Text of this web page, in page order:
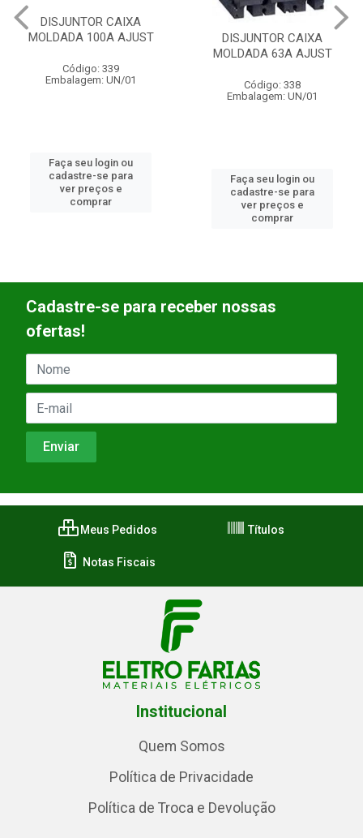
DISJUNTOR CAIXA
Código: 338
Faça seu login ou
cadastre-se para
ver preços e
DISJUNTOR CAIXA
MOLDADA 250A
Embalagem: UN/01
cadastre-se para
ver preços e
comprar
Cadastre-se para receber nossas
ofertas!
Meus Pedidos Títulos
Notas Fiscais
Institucional
Quem Somos
Política de Privacidade
Política de Troca e Devolução